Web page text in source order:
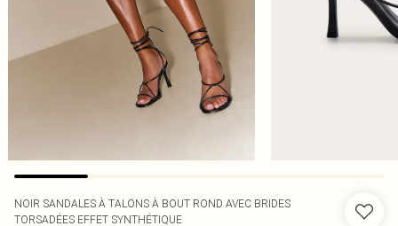
NOIR SANDALES À TALONS À BOUT ROND AVEC BRIDES
TORSADÉES EFFET SYNTHÉTIQUE